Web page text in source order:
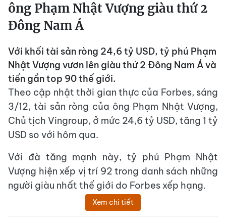
ông Phạm Nhật Vượng giàu thứ 2
Đông Nam Á
Với khối tài sản ròng 24,6 tỷ USD, tỷ phú Phạm
Nhật Vượng vươn lên giàu thứ 2 Đông Nam Á và
tiến gần top 90 thế giới.
Theo cập nhật thời gian thực của Forbes, sáng
3/12, tài sản ròng của ông Phạm Nhật Vượng,
Chủ tịch Vingroup, ở mức 24,6 tỷ USD, tăng 1 tỷ
USD so với hôm qua.
Với đà tăng mạnh này, tỷ phú Phạm Nhật
Vượng hiện xếp vị trí 92 trong danh sách những
người giàu nhất thế giới do Forbes xếp hạng.
Xem chi tiết